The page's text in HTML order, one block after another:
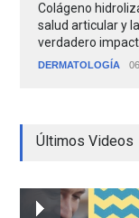
Colágeno
salud articular y
verdadero
DERMATOLOGÍA
Últimos Videos